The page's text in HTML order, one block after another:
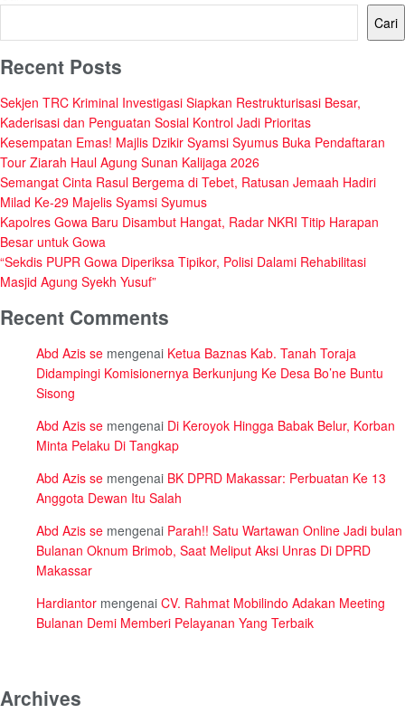
Cari
Recent Posts
Sekjen TRC Kriminal Investigasi Siapkan Restrukturisasi Besar,
Kaderisasi dan Penguatan Sosial Kontrol Jadi Prioritas
Kesempatan Emas! Majlis Dzikir Syamsi Syumus Buka Pendaftaran
Tour Ziarah Haul Agung Sunan Kalijaga 2026
Semangat Cinta Rasul Bergema di Tebet, Ratusan Jemaah Hadiri
Milad Ke-29 Majelis Syamsi Syumus
Kapolres Gowa Baru Disambut Hangat, Radar NKRI Titip Harapan
Besar untuk Gowa
“Sekdis PUPR Gowa Diperiksa Tipikor, Polisi Dalami Rehabilitasi
Masjid Agung Syekh Yusuf”
Recent Comments
Abd Azis se mengenai Ketua Baznas Kab. Tanah Toraja
Didampingi Komisionernya Berkunjung Ke Desa Bo’ne Buntu
Sisong
Abd Azis se mengenai Di Keroyok Hingga Babak Belur, Korban
Minta Pelaku Di Tangkap
Abd Azis se mengenai BK DPRD Makassar: Perbuatan Ke 13
Anggota Dewan Itu Salah
Abd Azis se mengenai Parah!! Satu Wartawan Online Jadi bulan
Bulanan Oknum Brimob, Saat Meliput Aksi Unras Di DPRD
Makassar
Hardiantor mengenai CV. Rahmat Mobilindo Adakan Meeting
Bulanan Demi Memberi Pelayanan Yang Terbaik
Archives